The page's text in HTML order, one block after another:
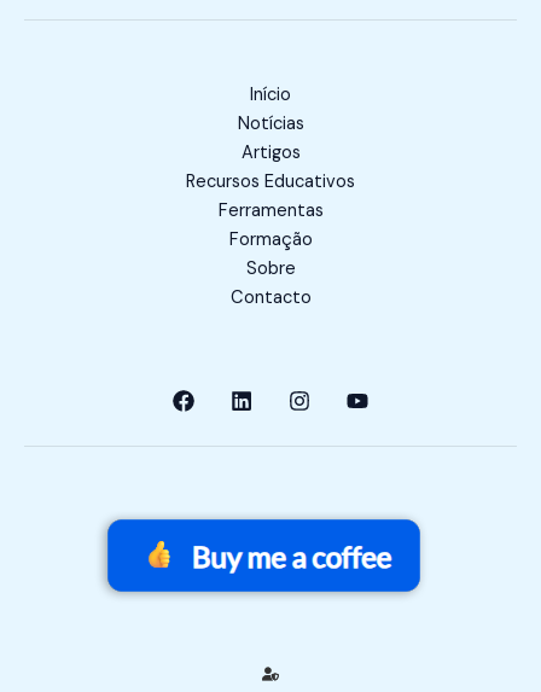
Início
Notícias
Artigos
Recursos Educativos
Ferramentas
Formação
Sobre
Contacto